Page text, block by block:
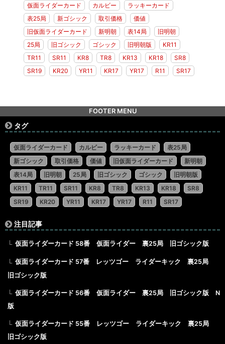
仮面ライダーカード カルビー
ラッキーカード
表25局
新ゴシック 取引価格
価値
旧仮面ライダーカード
新明朝 表14局
旧明朝
25局
旧ゴシック ゴシック 旧明朝版
KR11
TR11
SR11 KR8 TR8 KR13 KR18
SR8
SR19
KR20 YR11 KR17 YR17 R11 SR17
FOOTER MENU
タグ
仮面ライダーカード カルビー ラッキーカード
表25局
新ゴシック
取引価格 価値 旧仮面ライダーカード
新明朝
表14局
旧明朝 25局 旧ゴシック ゴシック
旧明朝版
KR11
TR11 SR11 KR8 TR8 KR13 KR18
SR8
SR19
KR20 YR11 KR17 YR17 R11 SR17
注目記事
仮面ライダーカード 58番 仮面ライダー 裏25局 旧ゴシック版
仮面ライダーカード 57番 レッツゴー ライダーキック 裏25局
旧ゴシック版
仮面ライダーカード 56番 仮面ライダー 裏25局 旧ゴシック版 N
版
仮面ライダーカード 55番 レッツゴー ライダーキック 裏25局
旧ゴシック版